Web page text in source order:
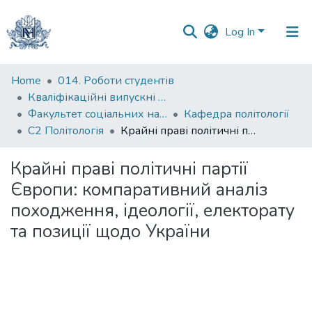
Log In
Communities
&
Collections
Statistics
Home
014. Роботи студентів
Кваліфікаційні випускні роботи здобувачів вищої освіти бакалаврських програм
Факультет соціальних наук і соціальних технологій
Кафедра політології
С2 Політологія
Крайні праві політичні партії Європи: компаративний аналіз походження, ідеології, електорату та позиції щодо України
Крайні праві політичні партії
Європи: компаративний аналіз
походження, ідеології, електорату
та позиції щодо України